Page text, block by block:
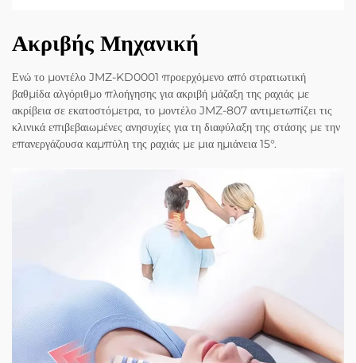
Ακριβής Μηχανική
Ενώ το μοντέλο JMZ-KD0001 προερχόμενο από στρατιωτική
βαθμίδα αλγόριθμο πλοήγησης για ακριβή μάζαξη της ραχιάς με
ακρίβεια σε εκατοστόμετρα, το μοντέλο JMZ-807 αντιμετωπίζει τις
κλινικά επιβεβαιωμένες ανησυχίες για τη διαφύλαξη της στάσης με την
επανεργάζουσα καμπύλη της ραχιάς με μια ημιάνεια 15°.